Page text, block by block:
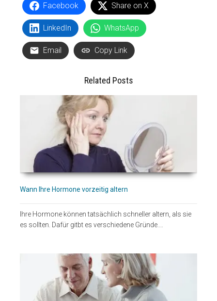
Facebook Share on X
LinkedIn WhatsApp
Email Copy Link
Related Posts
Wann Ihre Hormone vorzeitig altern
Ihre Hormone können tatsächlich schneller altern, als sie
es sollten. Dafür gitbt es verschiedene Gründe.…